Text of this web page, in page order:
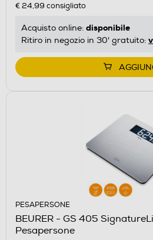
€ 24,99 consigliato
Acquisto online: disponibile
Ritiro in negozio in 30' gratuito:
PESAPERSONE
BEURER - GS 405
Pesapersone